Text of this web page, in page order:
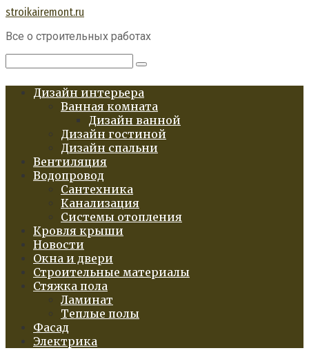
Перейти
контенту
stroikairemont.ru
Все о строительных работах
Дизайн интерьера
Ванная комната
Дизайн ванной
Дизайн гостиной
Дизайн спальни
Вентиляция
Водопровод
Сантехника
Канализация
Системы отопления
Кровля крыши
Новости
Окна и двери
Строительные материалы
Стяжка пола
Ламинат
Теплые полы
Фасад
Электрика